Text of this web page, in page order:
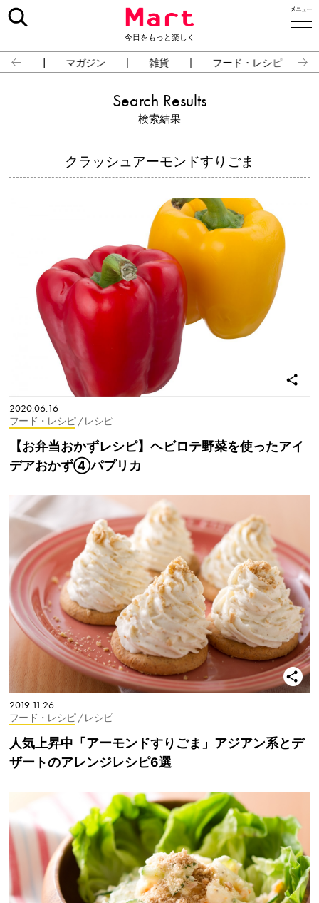
今日をもっと楽しく
占い マガジン 雑貨 フード・レシピ
Search Results
検索結果
クラッシュアーモンドすりごま
2020.06.16
フード・レシピ / レシピ
【お弁当おかずレシピ】ヘビロテ野菜を使ったアイ
デアおかず④パプリカ
2019.11.26
フード・レシピ / レシピ
人気上昇中「アーモンドすりごま」アジアン系とデ
ザートのアレンジレシピ6選